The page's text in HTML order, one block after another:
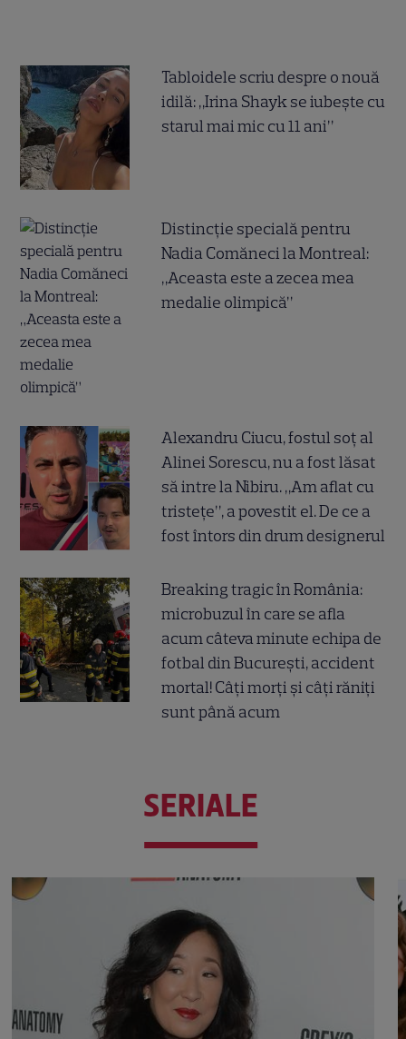
Tabloidele scriu despre o nouă
idilă: „Irina Shayk se iubește cu
starul mai mic cu 11 ani”
Distincție specială pentru
Nadia Comăneci la Montreal:
„Aceasta este a zecea mea
medalie olimpică”
Alexandru Ciucu, fostul soț al
Alinei Sorescu, nu a fost lăsat
să intre la Nibiru. „Am aflat cu
tristețe”, a povestit el. De ce a
fost întors din drum designerul
Breaking tragic în România:
microbuzul în care se afla
acum câteva minute echipa de
fotbal din București, accident
mortal! Câți morți și câți răniți
sunt până acum
SERIALE